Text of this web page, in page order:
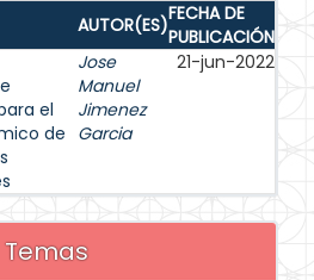
AUTOR(ES)FECHA DE
PUBLICACIÓN
el
de
Jose
Manuel
Jimenez
Garcia
21-jun-2022
Temas